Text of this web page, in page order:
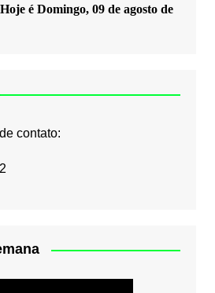
é Domingo, 09 de agosto de
contato: